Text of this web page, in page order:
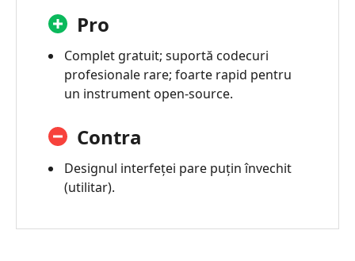
Pro
Complet gratuit; suportă codecuri
profesionale rare; foarte rapid pentru
un instrument open-source.
Contra
Designul interfeței pare puțin învechit
(utilitar).